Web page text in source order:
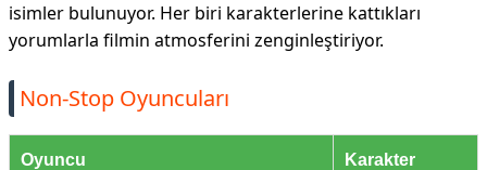
isimler bulunuyor. Her biri karakterlerine kattıkları
yorumlarla filmin atmosferini zenginleştiriyor.
Non-Stop Oyuncuları
Oyuncu Karakter